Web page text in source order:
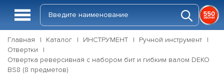
Главная Каталог ИНСТРУМЕНТ
Ручной инструмент
Отвертки
Отвертка реверсивная с набором бит и гибким валом DEKO
BS8 (8 предметов)